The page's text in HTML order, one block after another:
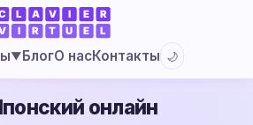
▼БлогО насКонтакты 🌙
онлайн